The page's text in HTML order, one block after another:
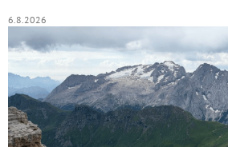
6.8.2026